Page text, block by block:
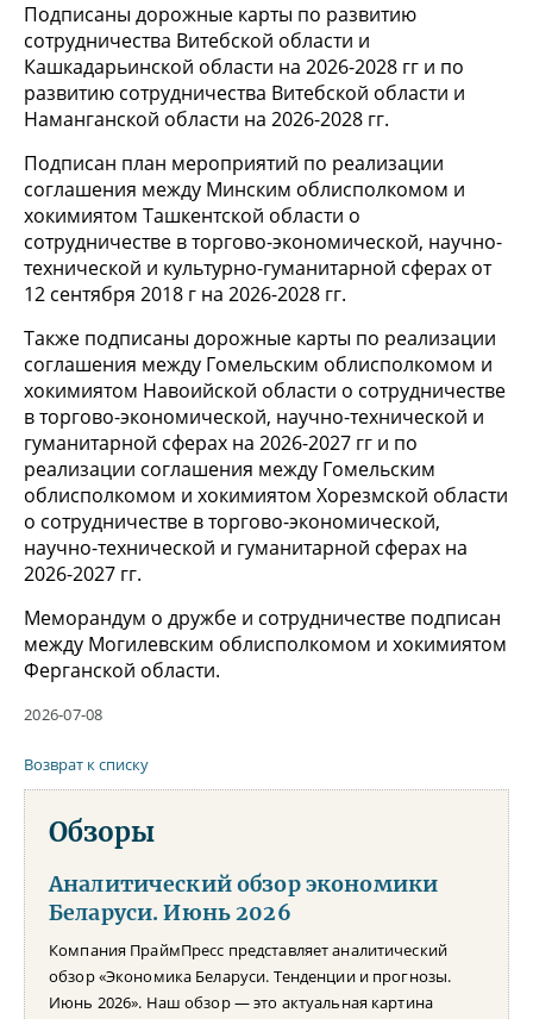
Подписаны дорожные карты по развитию
сотрудничества Витебской области и
Кашкадарьинской области на 2026-2028 гг и по
развитию сотрудничества Витебской области и
Наманганской области на 2026-2028 гг.
Подписан план мероприятий по реализации
соглашения между Минским облисполкомом и
хокимиятом Ташкентской области о
сотрудничестве в торгово-экономической, научно-
технической и культурно-гуманитарной сферах от
12 сентября 2018 г на 2026-2028 гг.
Также подписаны дорожные карты по реализации
соглашения между Гомельским облисполкомом и
хокимиятом Навоийской области о сотрудничестве
в торгово-экономической, научно-технической и
гуманитарной сферах на 2026-2027 гг и по
реализации соглашения между Гомельским
облисполкомом и хокимиятом Хорезмской области
о сотрудничестве в торгово-экономической,
научно-технической и гуманитарной сферах на
2026-2027 гг.
Меморандум о дружбе и сотрудничестве подписан
между Могилевским облисполкомом и хокимиятом
Ферганской области.
2026-07-08
Возврат к списку
Обзоры
Аналитический обзор экономики
Беларуси. Июнь 2026
Компания ПраймПресс представляет аналитический
обзор «Экономика Беларуси. Тенденции и прогнозы.
Июнь 2026». Наш обзор — это актуальная картина